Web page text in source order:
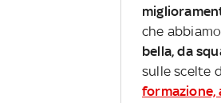
che
bella, da
sulle scelte
formazione,